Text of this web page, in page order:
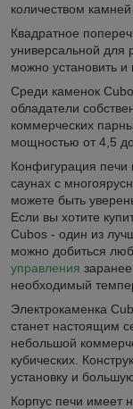
количеством
Квадратное
универсальной для
можно установить и
Среди каменок
обладатели
коммерческих
мощностью от 4,5 до
Конфигурация печи
саунах с
можете быть
Если вы хотите
Cubos - один из
можно добиться
управления
необходимый
Электрокаменка
станет настоящим
небольшой
кубических.
установку и
Корпус печи имеет